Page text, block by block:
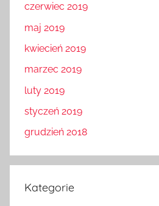
czerwiec 2019
maj 2019
kwiecień 2019
marzec 2019
luty 2019
styczeń 2019
grudzień 2018
Kategorie